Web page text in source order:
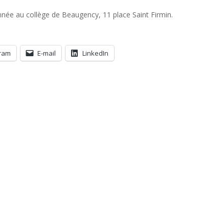
au collège de Beaugency, 11 place Saint Firmin.
E-mail LinkedIn